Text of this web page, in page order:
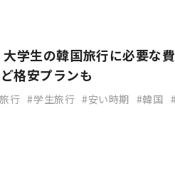
大学生の韓国旅行に必要な
格安プランも
行 学生旅行 安い時期 韓国